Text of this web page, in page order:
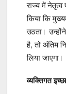
राज्य में नेतृत्व
किया कि
उठता।
है, तो अंतिम
लिया जाएगा।
व्यक्तिगत